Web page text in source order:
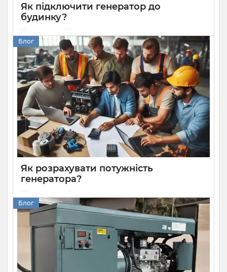
Як підключити генератор до
будинку?
Кращий спосіб захисту приватного будинку від тривалих
блекаутів — встановити генератор. Він має більшу
потужність за акумуляторні батареї та здатен довше
працювати без перебоїв при високому навантаженні. Але
вам необхідно знати, як правильно його встановити та
під’єднати до споживачів. Розбираємося, як підключити
генератор до будинку.
Блог
Як розрахувати потужність
генератора?
Розрахунок потужності генератора — дуже важлива й
доволі складна задача. Надто потужна модель буде
дорогою як при купівлі, так і в експлуатації, а надто
слабка не зможе забезпечити стабільну роботу техніки.
Розповідаємо, як правильно вибирати генератор за
потужністю, щоб використовувати все необхідне
обладнання та не переплачувати.
Блог